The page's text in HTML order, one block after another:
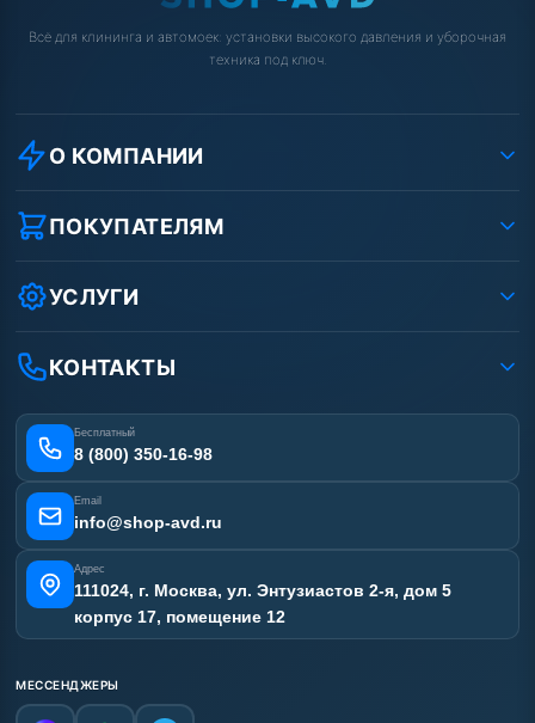
Всё для клининга и автомоек: установки высокого давления и уборочная
техника под ключ.
О КОМПАНИИ
О компании
Реквизиты ООО «Шоп АВД»
Условия соглашения
Вакансии
Статьи
ПОКУПАТЕЛЯМ
Как заказать?
Оплата
Лизинг
Получить скидку
УСЛУГИ
Услуги
Аренда АВД
Сертификаты
Наши работы
Карта сайта
КОНТАКТЫ
Бесплатный
8 (800) 350-16-98
Email
info@shop-avd.ru
Адрес
111024, г. Москва, ул. Энтузиастов 2-я, дом 5
корпус 17, помещение 12
МЕССЕНДЖЕРЫ